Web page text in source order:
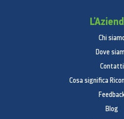
Chi
Dove
Contatti
Cosa significa
Blog